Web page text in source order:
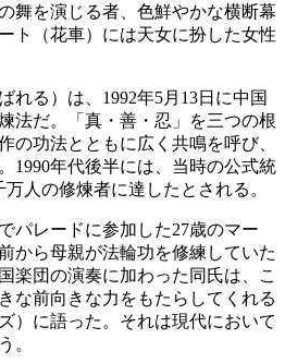
舞を演じる者、色鮮やかな横断幕
ト（花車）には天女に扮した女性
れる）は、1992年5月13日に中国
法だ。「真・善・忍」を三つの根
の功法とともに広く共鳴を呼び、
1990年代後半には、当時の公式統
人の修煉者に達したとされる。
パレードに参加した27歳のマー
から母親が法輪功を修練していた
楽団の演奏に加わった同氏は、こ
な前向きな力をもたらしてくれる
）に語った。それは現代において
。